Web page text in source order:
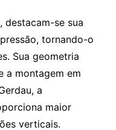
destacam-se sua
tornando-o
Sua geometria
a montagem em
a
maior
verticais.